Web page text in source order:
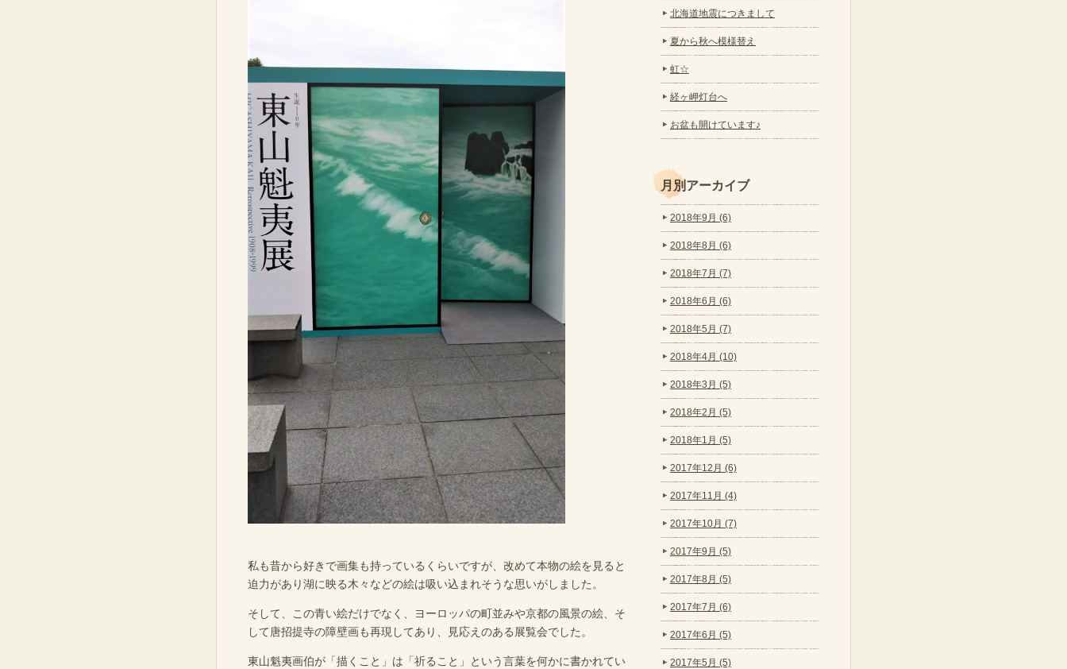
私も昔から好きで画集も持っているくらいですが、改めて本物の絵を見ると
迫力があり湖に映る木々などの絵は吸い込まれそうな思いがしました。
そして、この青い絵だけでなく、ヨーロッパの町並みや京都の風景の絵、そ
して唐招提寺の障壁画も再現してあり、見応えのある展覧会でした。
東山魁夷画伯が「描くこと」は「祈ること」という言葉を何かに書かれてい
北海道地震につきまして
夏から秋へ模様替え
虹☆
経ヶ岬灯台へ
お盆も開けています♪
月別アーカイブ
2018年9月 (6)
2018年8月 (6)
2018年7月 (7)
2018年6月 (6)
2018年5月 (7)
2018年4月 (10)
2018年3月 (5)
2018年2月 (5)
2018年1月 (5)
2017年12月 (6)
2017年11月 (4)
2017年10月 (7)
2017年9月 (5)
2017年8月 (5)
2017年7月 (6)
2017年6月 (5)
2017年5月 (5)